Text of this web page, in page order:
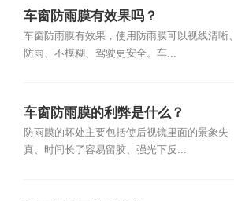
车窗防雨膜有效果吗？
车窗防雨膜有效果，使用防雨膜可以视线清晰、
防雨、不模糊、驾驶更安全。车...
车窗防雨膜的利弊是什么？
防雨膜的坏处主要包括使后视镜里面的景象失
真、时间长了容易留胶、强光下反...